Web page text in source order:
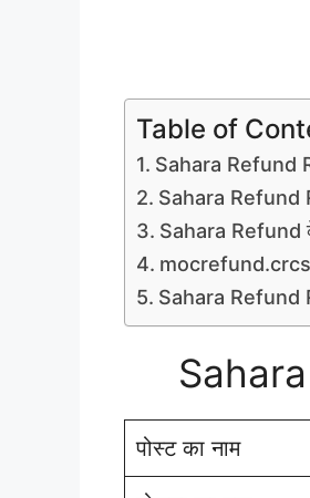
Table of
Sahara Refund
Sahara Refund
Sahara Refund
Sahara Refund
पोस्ट का नाम